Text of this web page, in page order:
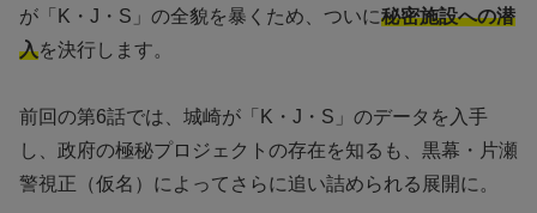
が「K・J・S」の全貌を暴くため、ついに秘密施設への潜
入を決行します。
前回の第6話では、城崎が「K・J・S」のデータを入手
し、政府の極秘プロジェクトの存在を知るも、黒幕・片瀬
警視正（仮名）によってさらに追い詰められる展開に。